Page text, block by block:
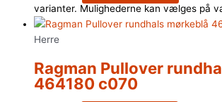
varianter. Mulighederne kan vælges på
Herre
Ragman Pullover
464180 c070